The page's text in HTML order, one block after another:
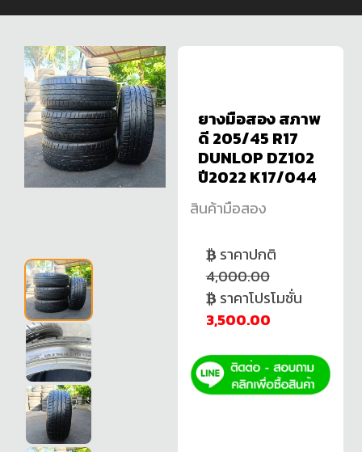
ยางมือสอง สภาพ
ดี 205/45 R17
DUNLOP DZ102
ปี2022 K17/044
สินค้ามือสอง
ราคาปกติ
4,000.00
ราคาโปรโมชั่น
3,500.00